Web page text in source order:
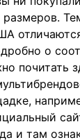
о
почитать
и там